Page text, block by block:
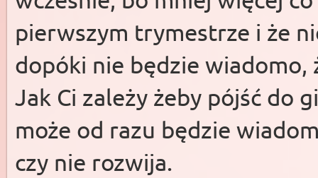
pierwszym trymestrze i że
dopóki nie będzie wiadomo,
Jak Ci zależy żeby pójść do
może od razu będzie
czy nie rozwija.